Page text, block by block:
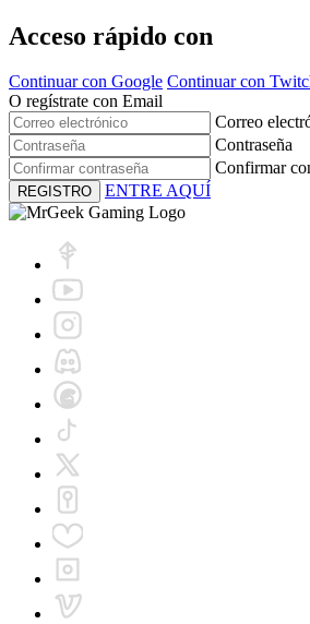
Acceso rápido con
Continuar con Google Continuar con
O regístrate con Email
Correo
Contraseña
Confirmar
REGISTRO ENTRE AQUÍ